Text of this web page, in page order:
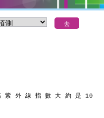
紫 外 線 指 數 大 約 是 10